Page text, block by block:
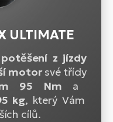
ULTIMATE
z jízdy
motorsvé třídy
95 Nm a
kg, který Vám
cílů.